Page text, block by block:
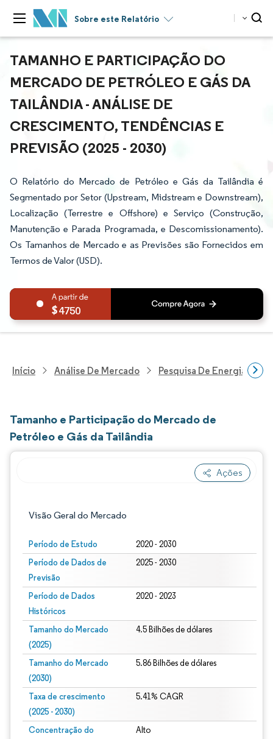
Sobre este Relatório
TAMANHO E PARTICIPAÇÃO DO
MERCADO DE PETRÓLEO E GÁS DA
TAILÂNDIA - ANÁLISE DE
CRESCIMENTO, TENDÊNCIAS E
PREVISÃO (2025 - 2030)
O Relatório do Mercado de Petróleo e Gás da Tailândia é
Segmentado por Setor (Upstream, Midstream e Downstream),
Localização (Terrestre e Offshore) e Serviço (Construção,
Manutenção e Parada Programada, e Descomissionamento).
Os Tamanhos de Mercado e as Previsões são Fornecidos em
Termos de Valor (USD).
4750
Início Análise De Mercado Pesquisa De Energia E
Tamanho e Participação do Mercado de
Petróleo e Gás da Tailândia
Ações
Visão Geral do Mercado
Período de Estudo 2020 - 2030
Período de Dados de
Previsão
2025 - 2030
Período de Dados
Históricos
2020 - 2023
Tamanho do Mercado
(2025)
4.5 Bilhões de dólares
Tamanho do Mercado
(2030)
5.86 Bilhões de dólares
Taxa de crescimento
(2025 - 2030)
5.41% CAGR
Concentração do
Alto